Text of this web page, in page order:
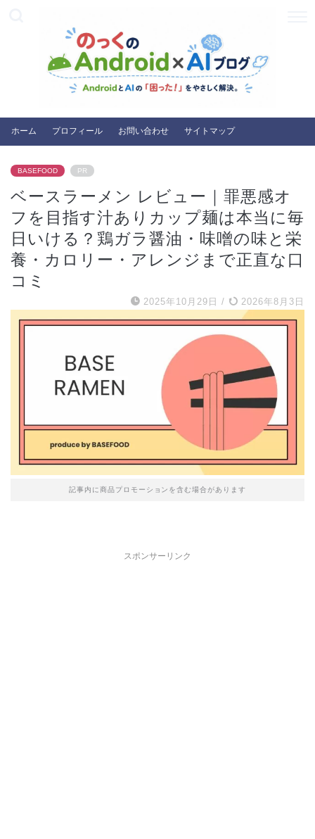
ホーム プロフィール お問い合わせ サイトマップ
BASEFOOD PR
ベースラーメン レビュー｜罪悪感オ
フを目指す汁ありカップ麺は本当に毎
日いける？鶏ガラ醤油・味噌の味と栄
養・カロリー・アレンジまで正直な口
コミ
2025年10月29日 / 2026年8月3日
記事内に商品プロモーションを含む場合があります
スポンサーリンク